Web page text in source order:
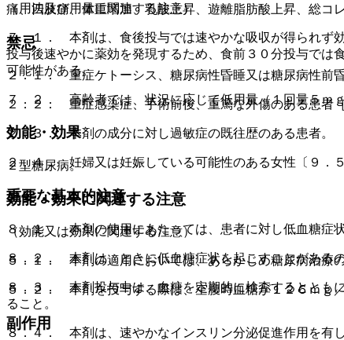
痛、四肢痛、体重増加、乳酸上昇、遊離脂肪酸上昇、総コ
禁忌
２．１． 重症ケトーシス、糖尿病性昏睡又は糖尿病性前
２．２． 重症感染症、手術前後、重篤な外傷のある患者
２．３． 本剤の成分に対し過敏症の既往歴のある患者。
２．４． 妊婦又は妊娠している可能性のある女性〔９．
重要な基本的注意
８．１． 本剤の使用にあたっては、患者に対し低血糖症
８．２． 本剤は、ときに低血糖症状を起こすことがある
８．３． 本剤投与中は、血糖を定期的に検査するととも
ること。
８．４． 本剤は、速やかなインスリン分泌促進作用を有
（用法及び用量に関連する注意）
７．１． 本剤は、食後投与では速やかな吸収が得られず
投与後速やかに薬効を発現するため、食前３０分投与では
可能性がある。
７．２． 高齢者では、状況に応じて低用量（１回量５ｍ
効能・効果
２型糖尿病。
効能・効果に関連する注意
（効能又は効果に関連する注意）
５．１． 本剤の適用においては、あらかじめ糖尿病治療
５．２． 本剤を投与する際は、空腹時血糖が１２６ｍｇ
副作用